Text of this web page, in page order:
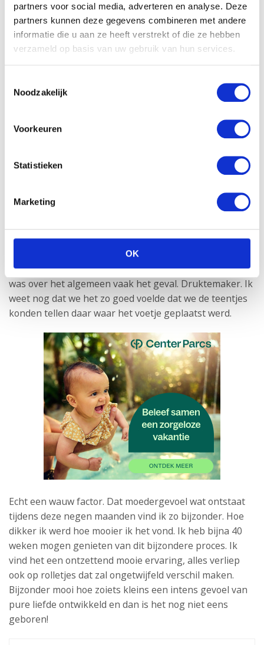
partners voor social media, adverteren en analyse. Deze
partners kunnen deze gegevens combineren met andere
informatie die u aan ze heeft verstrekt of die ze hebben
verzameld op basis van uw gebruik van hun services.
Noodzakelijk
Voorkeuren
Statistieken
Marketing
OK
ervaring “mama” voelde ik mij ontzettend één met deze
baby. Verheugde ontzettend op de eerste ontmoeting.
man. Ik sprak veel tegen onze baby en mijn man ook. Ik
weet nog dat hij een keer thuis kwam in de nacht en de
baby er een groot feest van maakte in mijn buik. Dit
was over het algemeen vaak het geval. Druktemaker. Ik
weet nog dat we het zo goed voelde dat we de teentjes
konden tellen daar waar het voetje geplaatst werd.
Echt een wauw factor. Dat moedergevoel wat ontstaat
tijdens deze negen maanden vind ik zo bijzonder. Hoe
dikker ik werd hoe mooier ik het vond. Ik heb bijna 40
weken mogen genieten van dit bijzondere proces. Ik
vind het een ontzettend mooie ervaring, alles verliep
ook op rolletjes dat zal ongetwijfeld verschil maken.
Bijzonder mooi hoe zoiets kleins een intens gevoel van
pure liefde ontwikkeld en dan is het nog niet eens
geboren!